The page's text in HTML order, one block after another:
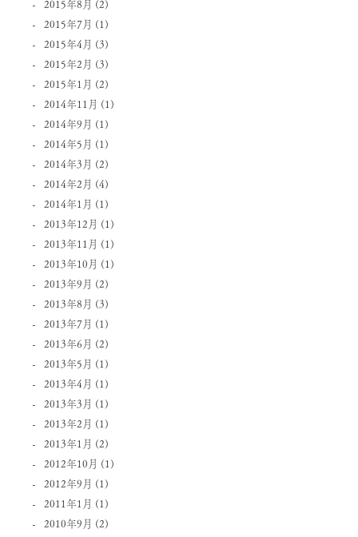
2015年8月 (2)
2015年7月 (1)
2015年4月 (3)
2015年2月 (3)
2015年1月 (2)
2014年11月 (1)
2014年9月 (1)
2014年5月 (1)
2014年3月 (2)
2014年2月 (4)
2014年1月 (1)
2013年12月 (1)
2013年11月 (1)
2013年10月 (1)
2013年9月 (2)
2013年8月 (3)
2013年7月 (1)
2013年6月 (2)
2013年5月 (1)
2013年4月 (1)
2013年3月 (1)
2013年2月 (1)
2013年1月 (2)
2012年10月 (1)
2012年9月 (1)
2011年1月 (1)
2010年9月 (2)